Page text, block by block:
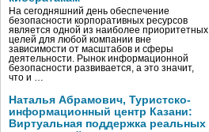
На сегодняшний день обеспечение
безопасности корпоративных ресурсов
является одной из наиболее приоритетных
целей для любой компании вне
зависимости от масштабов и сферы
деятельности. Рынок информационной
безопасности развивается, а это значит,
что и …
Наталья Абрамович, Туристско-
информационный центр Казани:
Виртуальная поддержка реальных